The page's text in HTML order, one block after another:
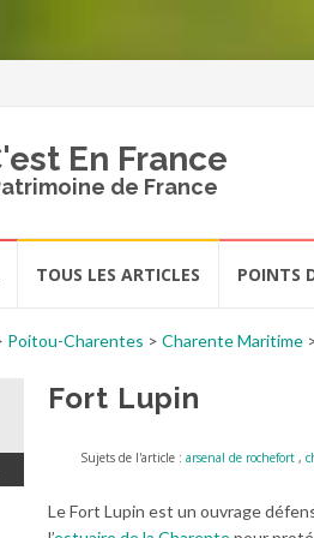
En France
de France
TOUS LES ARTICLES POINTS
Poitou-Charentes > Charente Maritime
Fort Lupin
Sujets de l'article : arsenal de rochefort ,
Le Fort Lupin est un ouvrage